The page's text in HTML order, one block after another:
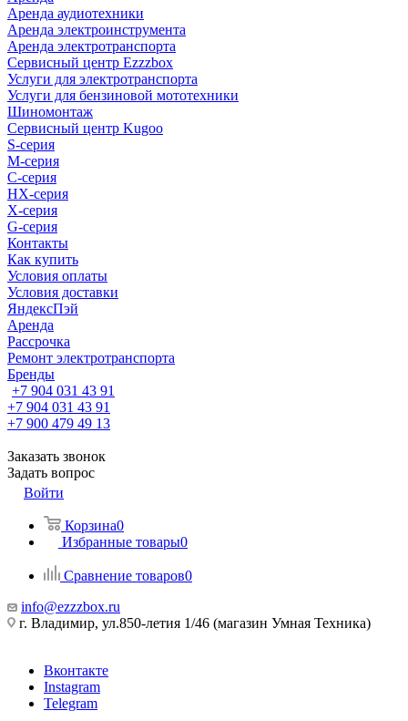
Аренда аудиотехники
Аренда электроинструмента
Аренда электротранспорта
Сервисный центр Ezzzbox
Услуги для электротранспорта
Услуги для бензиновой мототехники
Шиномонтаж
Сервисный центр Kugoo
S-cерия
M-серия
С-серия
HX-серия
X-серия
G-серия
Контакты
Как купить
Условия оплаты
Условия доставки
ЯндексПэй
Аренда
Рассрочка
Ремонт электротранспорта
Бренды
+7 904 031 43 91
+7 904 031 43 91
+7 900 479 49 13
Заказать звонок
Задать вопрос
Войти
Корзина0
Избранные товары0
Сравнение товаров0
info@ezzzbox.ru
г. Владимир, ул.850-летия 1/46 (магазин Умная Техника)
Вконтакте
Instagram
Telegram